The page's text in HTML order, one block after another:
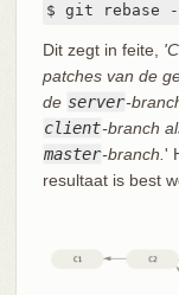
$ git rebase
Dit zegt in feite,
patches van de
de server-
client-branch
master-branch. '
resultaat is best